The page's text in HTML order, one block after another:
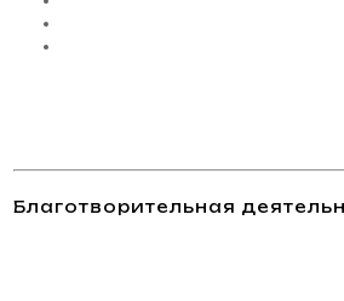
Благотворительная